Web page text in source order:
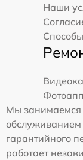
Наши
Мы занимаемся
обслуживанием
гарантийного
работает